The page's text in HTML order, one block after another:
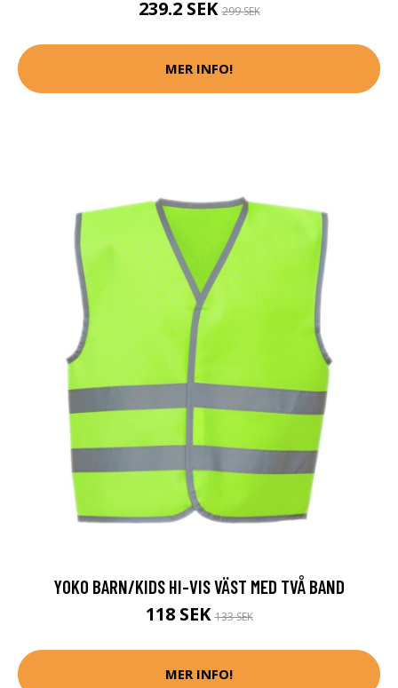
239.2 SEK299 SEK
MER INFO!
YOKO BARN/KIDS HI-VIS VÄST MED TVÅ BAND
118 SEK133 SEK
MER INFO!